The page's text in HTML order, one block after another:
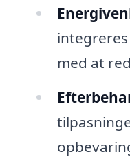
med at